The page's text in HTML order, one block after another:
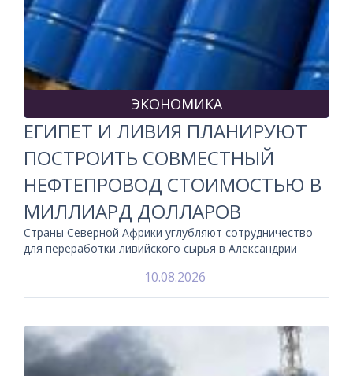
ЭКОНОМИКА
ЕГИПЕТ И ЛИВИЯ ПЛАНИРУЮТ
ПОСТРОИТЬ СОВМЕСТНЫЙ
НЕФТЕПРОВОД СТОИМОСТЬЮ В
МИЛЛИАРД ДОЛЛАРОВ
Страны Северной Африки углубляют сотрудничество
для переработки ливийского сырья в Александрии
10.08.2026